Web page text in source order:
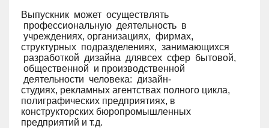
Выпускник может осуществлять
профессиональную деятельность в
учреждениях, организациях, фирмах,
структурных подразделениях, занимающихся
разработкой дизайна длявсех сфер бытовой,
общественной и производственной
деятельности человека: дизайн-
студиях, рекламных агентствах полного цикла,
полиграфических предприятиях, в
конструкторских бюропромышленных
предприятий и т.д.